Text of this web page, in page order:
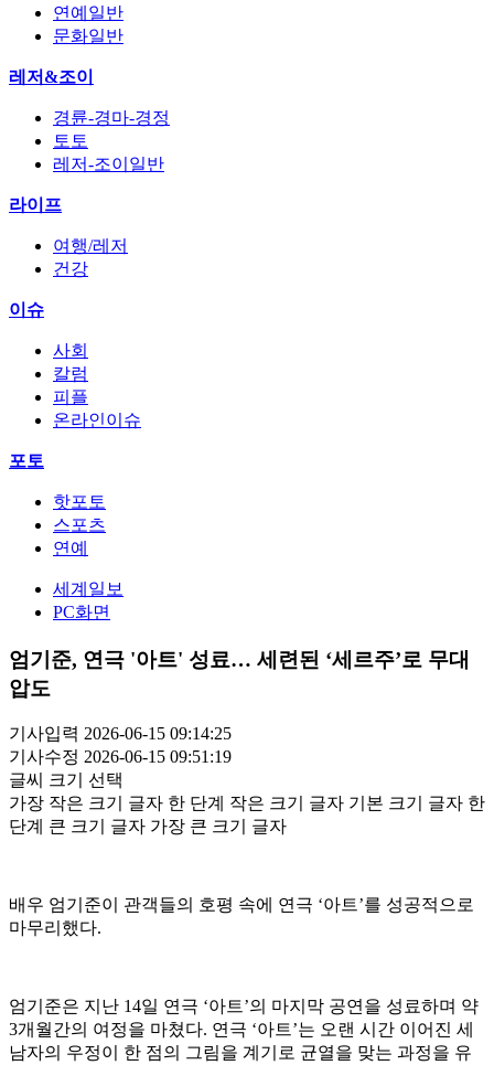
연예일반
문화일반
레저&조이
경륜-경마-경정
토토
레저-조이일반
라이프
여행/레저
건강
이슈
사회
칼럼
피플
온라인이슈
포토
핫포토
스포츠
연예
세계일보
PC화면
엄기준, 연극 '아트' 성료… 세련된 ‘세르주’로 무대
압도
기사입력 2026-06-15 09:14:25
기사수정 2026-06-15 09:51:19
글씨 크기 선택
가장 작은 크기 글자 한 단계 작은 크기 글자 기본 크기 글자 한
단계 큰 크기 글자 가장 큰 크기 글자
배우 엄기준이 관객들의 호평 속에 연극 ‘아트’를 성공적으로
마무리했다.
엄기준은 지난 14일 연극 ‘아트’의 마지막 공연을 성료하며 약
3개월간의 여정을 마쳤다. 연극 ‘아트’는 오랜 시간 이어진 세
남자의 우정이 한 점의 그림을 계기로 균열을 맞는 과정을 유